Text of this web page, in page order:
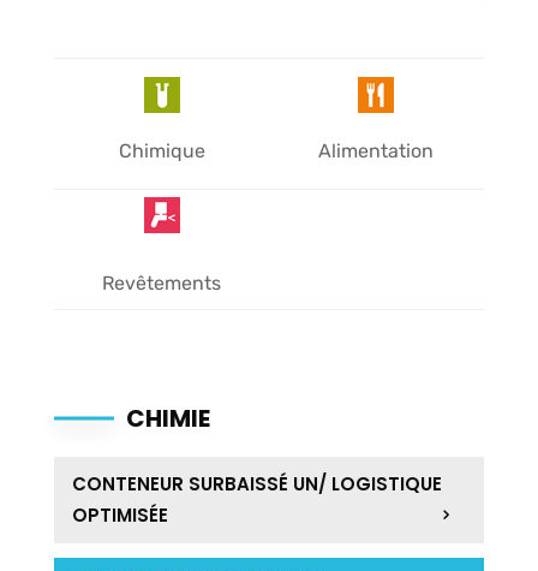
Chimique Alimentation
Revêtements
CHIMIE
CONTENEUR SURBAISSÉ UN/ LOGISTIQUE
OPTIMISÉE